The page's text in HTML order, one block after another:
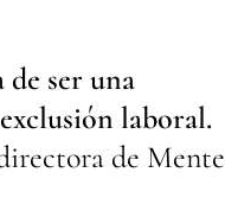
ser una
laboral.
de Mente